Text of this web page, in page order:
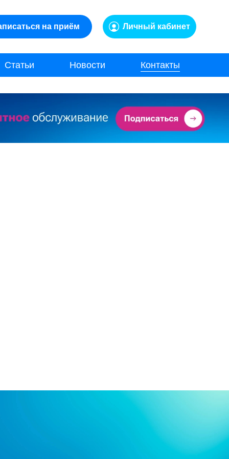
на приём Личный кабинет
Статьи Новости Контакты